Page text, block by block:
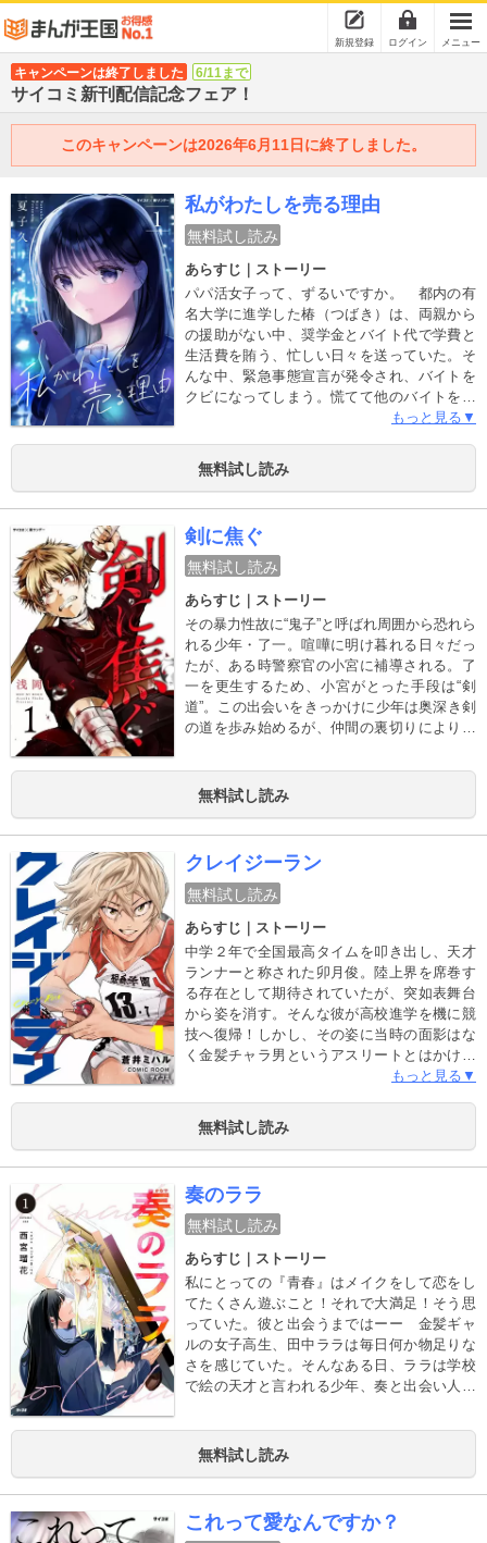
新規登録 ログイン メニュー
キャンペーンは終了しました 6/11まで
サイコミ新刊配信記念フェア！
このキャンペーンは2026年6月11日に終了しました。
私がわたしを売る理由
無料試し読み
あらすじ｜ストーリー
パパ活女子って、ずるいですか。 都内の有
名大学に進学した椿（つばき）は、両親から
の援助がない中、奨学金とバイト代で学費と
生活費を賄う、忙しい日々を送っていた。そ
んな中、緊急事態宣言が発令され、バイトを
クビになってしまう。慌てて他のバイトを探
している中で見つけた「パパ活」の文字。
い言葉に誘われて、アプリのダウンロードボ
タンに手を伸ばしてしまい――。
もっと見る▼
無料試し読み
剣に焦ぐ
無料試し読み
あらすじ｜ストーリー
その暴力性故に“鬼子”と呼ばれ周囲から恐れら
れる少年・了一。喧嘩に明け暮れる日々だっ
たが、ある時警察官の小宮に補導される。了
一を更生するため、小宮がとった手段は“剣
道”。この出会いをきっかけに少年は奥深き剣
の道を歩み始めるが、仲間の裏切りにより重
の剣士として上段を極めんとする了一が剣道
界に旋風を巻き起こす
無料試し読み
クレイジーラン
無料試し読み
あらすじ｜ストーリー
中学２年で全国最高タイムを叩き出し、天才
ランナーと称された卯月俊。陸上界を席巻す
る存在として期待されていたが、突如表舞台
から姿を消す。そんな彼が高校進学を機に競
技へ復帰！しかし、その姿に当時の面影はな
く金髪チャラ男というアスリートとはかけ離
れた見た目に…！絶句する周囲だが、果たし
ット根性論“の戦略で高校駅伝全国制覇を目指
す青春部活ストーリー！
もっと見る▼
無料試し読み
奏のララ
無料試し読み
あらすじ｜ストーリー
私にとっての『青春』はメイクをして恋をし
てたくさん遊ぶこと！それで大満足！そう思
っていた。彼と出会うまではーー 金髪ギャ
ルの女子高生、田中ララは毎日何か物足りな
さを感じていた。そんなある日、ララは学校
で絵の天才と言われる少年、奏と出会い人生
器用な天才画家、美術の世界を舞台に恋愛以
上恋人未満な青春ドラマ始まります！
無料試し読み
これって愛なんですか？